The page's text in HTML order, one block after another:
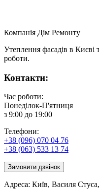
Компанія Дім Ремонту
Утеплення фасадів в Києві
роботи.
Контакти:
Час роботи:
Понеділок-П'ятниця
з 9:00 до 19:00
Телефони:
+38 (096) 070 04 76
+38 (063) 533 13 74
Замовити дзвінок
Адреса: Київ, Василя